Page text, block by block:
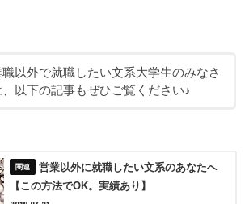
以外で就職したい文系大学生のみなさ
、以下の記事もぜひご覧ください♪
営業以外に就職したい文系のあなたへ
【この方法でOK。実績あり】